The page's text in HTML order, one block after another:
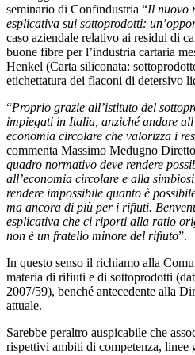
seminario di Confindustria “Il nuovo
esplicativa sui sottoprodotti:
caso aziendale relativo ai residui di
buone fibre per l’industria cartaria
Henkel (Carta siliconata:
etichettatura dei flaconi di detersivo
“Proprio grazie all’istituto del
impiegati in Italia, anziché andare
economia circolare che valorizza i
commenta Massimo Medugno
quadro normativo deve rendere
all’economia circolare e alla
rendere impossibile quanto è
ma ancora di più per i rifiuti.
esplicativa che ci riporti alla ratio
non è un fratello minore del rifiuto”.
In questo senso il richiamo alla
materia di rifiuti e di sottoprodotti
2007/59), benché antecedente alla
attuale.
Sarebbe peraltro auspicabile che
rispettivi ambiti di competenza, linee